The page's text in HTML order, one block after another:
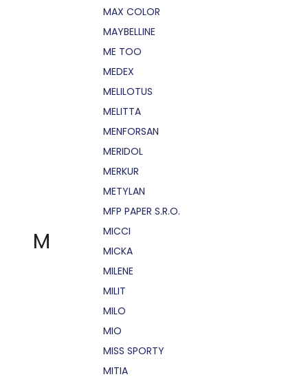
M
MAX COLOR
MAYBELLINE
ME TOO
MEDEX
MELILOTUS
MELITTA
MENFORSAN
MERIDOL
MERKUR
METYLAN
MFP PAPER S.R.O.
MICCI
MICKA
MILENE
MILIT
MILO
MIO
MISS SPORTY
MITIA